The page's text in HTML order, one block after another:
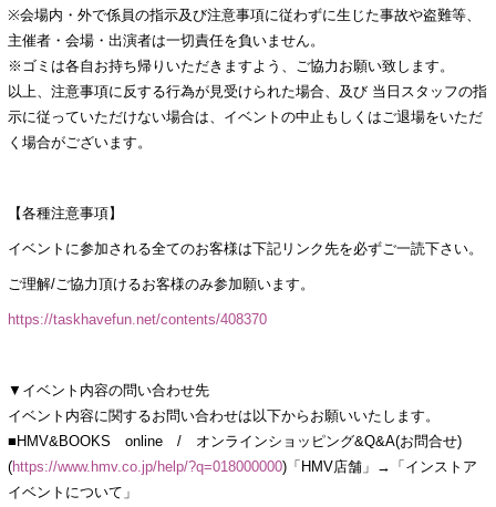
※会場内・外で係員の指示及び注意事項に従わずに生じた事故や盗難等、
主催者・会場・出演者は一切責任を負いません。
※ゴミは各自お持ち帰りいただきますよう、ご協力お願い致します。
以上、注意事項に反する行為が見受けられた場合、及び 当日スタッフの指
示に従っていただけない場合は、イベントの中止もしくはご退場をいただ
く場合がございます。
【各種注意事項】
イベントに参加される全てのお客様は下記リンク先を必ずご一読下さい。
ご理解/ご協力頂けるお客様のみ参加願います。
https://taskhavefun.net/contents/408370
▼イベント内容の問い合わせ先
イベント内容に関するお問い合わせは以下からお願いいたします。
■HMV&BOOKS online / オンラインショッピング&Q&A(お問合せ)
(https://www.hmv.co.jp/help/?q=018000000)「HMV店舗」→「インストア
イベントについて」